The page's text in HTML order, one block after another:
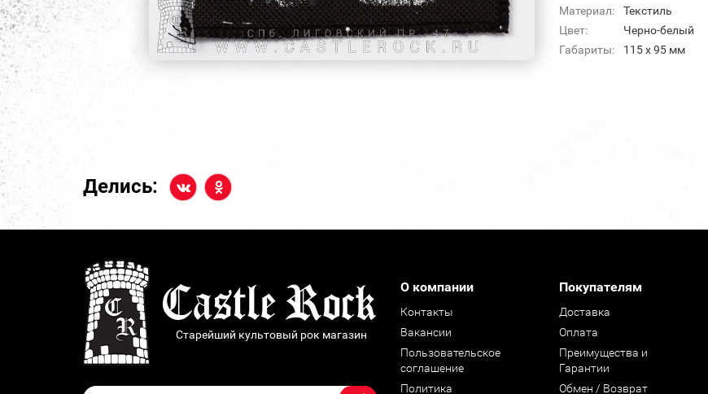
Материал:
Текстиль
Цвет:
Черно-белый
Габариты:
115 x 95 мм
Делись:
Старейший культовый рок магазин
О компании
Контакты
Вакансии
Пользовательское
соглашение
Политика
Покупателям
Доставка
Оплата
Преимущества и
Гарантии
Обмен / Возврат